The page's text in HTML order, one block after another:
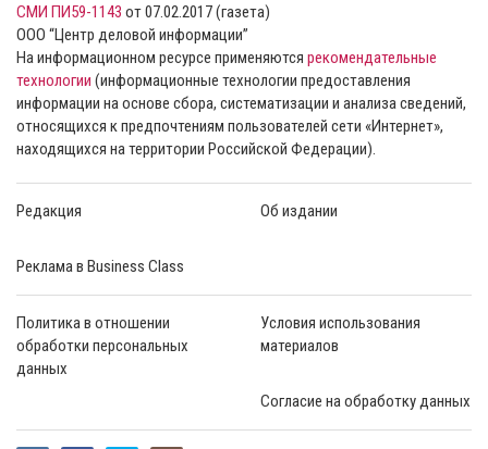
СМИ ПИ59-1143 от 07.02.2017 (газета)
ООО “Центр деловой информации”
На информационном ресурсе применяются рекомендательные
технологии (информационные технологии предоставления
информации на основе сбора, систематизации и анализа сведений,
относящихся к предпочтениям пользователей сети «Интернет»,
находящихся на территории Российской Федерации).
Редакция Об издании
Реклама в Business Class
Политика в отношении
обработки персональных
данных
Условия использования
материалов
Согласие на обработку данных